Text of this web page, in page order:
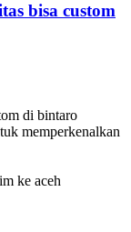
bisa custom
di bintaro
memperkenalkan